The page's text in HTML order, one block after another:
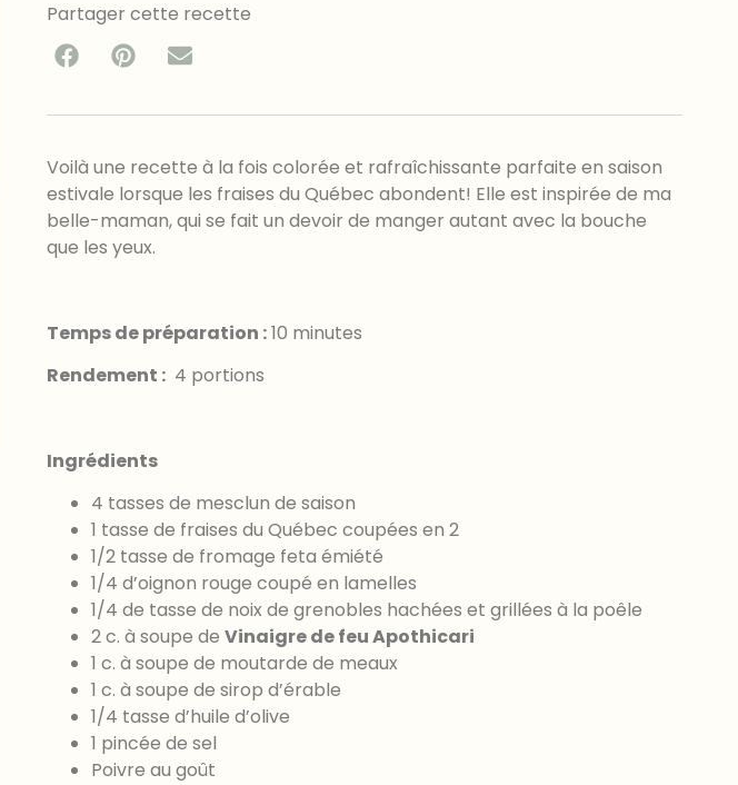
Partager cette recette
Voilà une recette à la fois colorée et rafraîchissante parfaite en saison
estivale lorsque les fraises du Québec abondent! Elle est inspirée de ma
belle-maman, qui se fait un devoir de manger autant avec la bouche
que les yeux.
Temps de préparation :10 minutes
Rendement : 4 portions
Ingrédients
4 tasses de mesclun de saison
1 tasse de fraises du Québec coupées en 2
1/2 tasse de fromage feta émiété
1/4 d’oignon rouge coupé en lamelles
1/4 de tasse de noix de grenobles hachées et grillées à la poêle
2 c. à soupe de Vinaigre de feu Apothicari
1 c. à soupe de moutarde de meaux
1 c. à soupe de sirop d’érable
1/4 tasse d’huile d’olive
1 pincée de sel
Poivre au goût